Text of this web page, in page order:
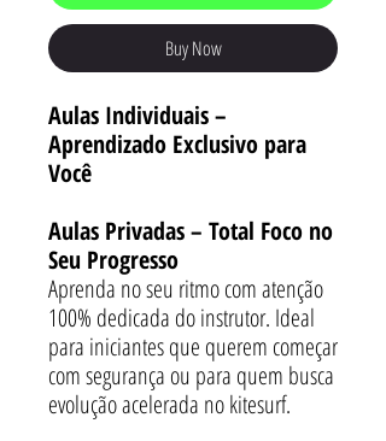
Buy Now
Aulas Individuais –
Aprendizado Exclusivo para
Você
Aulas Privadas – Total Foco no
Seu Progresso
Aprenda no seu ritmo com atenção
100% dedicada do instrutor. Ideal
para iniciantes que querem começar
com segurança ou para quem busca
evolução acelerada no kitesurf.